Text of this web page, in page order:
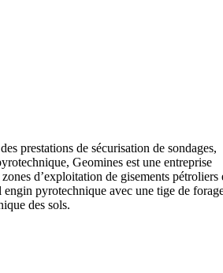
prestations de sécurisation de sondages,
Geomines est une entreprise
d’exploitation de gisements pétroliers
pyrotechnique avec une tige de
des sols.